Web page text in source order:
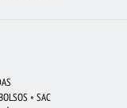
CESTA DE FRUTAS
• SAC